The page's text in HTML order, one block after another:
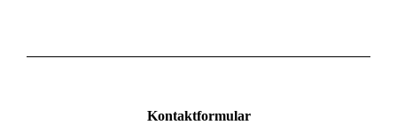
Kontaktformular